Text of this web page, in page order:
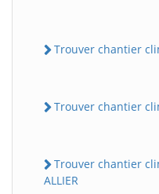
Trouver chantier
Trouver chantier
Trouver chantier
ALLIER